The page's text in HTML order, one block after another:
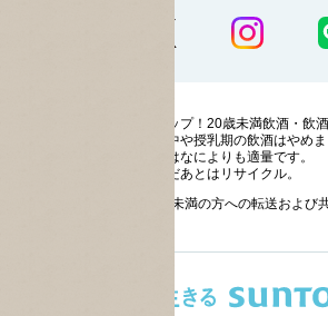
ストップ！20歳未満飲酒・飲酒
妊娠中や授乳期の飲酒はやめま
お酒はなによりも適量です。
のんだあとはリサイクル。
お酒に関する情報の20歳未満の方への転送および